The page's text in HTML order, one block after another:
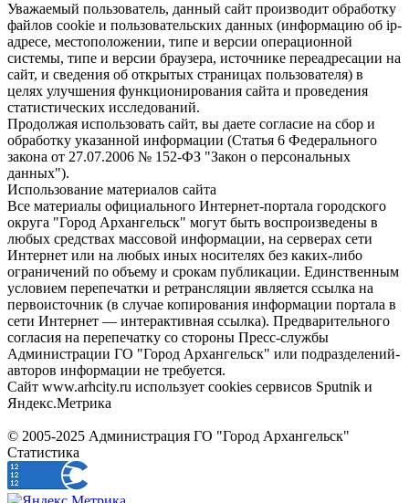
Уважаемый пользователь, данный сайт производит обработку
файлов cookie и пользовательских данных (информацию об ip-
адресе, местоположении, типе и версии операционной
системы, типе и версии браузера, источнике переадресации на
сайт, и сведения об открытых страницах пользователя) в
целях улучшения функционирования сайта и проведения
статистических исследований.
Продолжая использовать сайт, вы даете согласие на сбор и
обработку указанной информации (Статья 6 Федерального
закона от 27.07.2006 № 152-ФЗ "Закон о персональных
данных").
Использование материалов сайта
Все материалы официального Интернет-портала городского
округа "Город Архангельск" могут быть воспроизведены в
любых средствах массовой информации, на серверах сети
Интернет или на любых иных носителях без каких-либо
ограничений по объему и срокам публикации. Единственным
условием перепечатки и ретрансляции является ссылка на
первоисточник (в случае копирования информации портала в
сети Интернет — интерактивная ссылка). Предварительного
согласия на перепечатку со стороны Пресс-службы
Администрации ГО "Город Архангельск" или подразделений-
авторов информации не требуется.
Сайт www.arhcity.ru использует cookies сервисов Sputnik и
Яндекс.Метрика
© 2005-2025 Администрация ГО "Город Архангельск"
Статистика